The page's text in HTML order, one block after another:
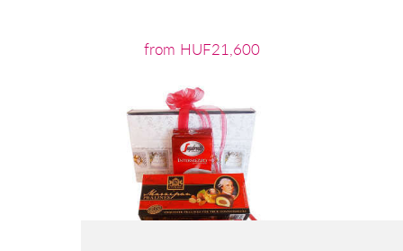
from HUF21,600